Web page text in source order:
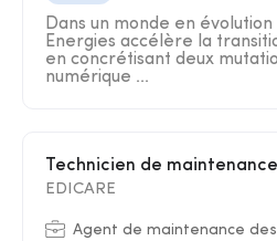
Dans un monde en
Energies accélère la
en concrétisant deux
numérique ...
Technicien de maintenance
EDICARE
Agent de maintenance